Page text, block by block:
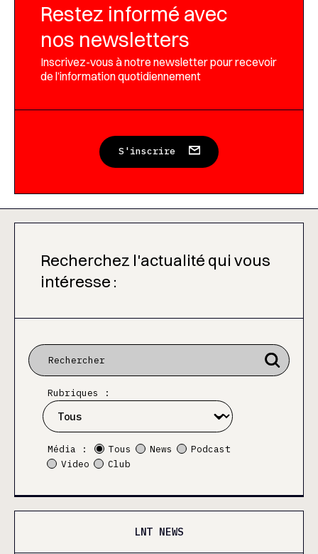
Restez informé avec
nos newsletters
Inscrivez-vous à notre newsletter pour recevoir
de l’information quotidiennement
S'inscrire
Recherchez l'actualité qui vous
intéresse :
Rubriques :
Média : Tous News
Podcast
Video
Club
LNT NEWS